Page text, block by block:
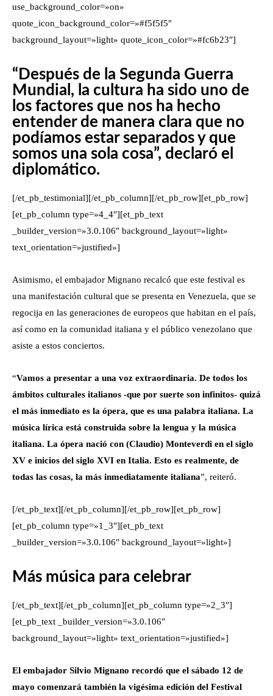
use_background_color=»on»
quote_icon_background_color=»#f5f5f5″
background_layout=»light» quote_icon_color=»#fc6b23″]
“Después de la Segunda Guerra
Mundial, la cultura ha sido uno de
los factores que nos ha hecho
entender de manera clara que no
podíamos estar separados y que
somos una sola cosa”, declaró el
diplomático.
[/et_pb_testimonial][/et_pb_column][/et_pb_row][et_pb_row]
[et_pb_column type=»4_4″][et_pb_text
_builder_version=»3.0.106″ background_layout=»light»
text_orientation=»justified»]
Asimismo, el embajador Mignano recalcó que este festival es
una manifestación cultural que se presenta en Venezuela, que se
regocija en las generaciones de europeos que habitan en el país,
así como en la comunidad italiana y el público venezolano que
asiste a estos conciertos.
“Vamos a presentar a una voz extraordinaria. De todos los
ámbitos culturales italianos -que por suerte son infinitos- quizá
el más inmediato es la ópera, que es una palabra italiana. La
música lírica está construida sobre la lengua y la música
italiana. La ópera nació con (Claudio) Monteverdi en el siglo
XV e inicios del siglo XVI en Italia. Esto es realmente, de
todas las cosas, la más inmediatamente italiana”, reiteró.
[/et_pb_text][/et_pb_column][/et_pb_row][et_pb_row]
[et_pb_column type=»1_3″][et_pb_text
_builder_version=»3.0.106″ background_layout=»light»]
Más música para celebrar
[/et_pb_text][/et_pb_column][et_pb_column type=»2_3″]
[et_pb_text _builder_version=»3.0.106″
background_layout=»light» text_orientation=»justified»]
El embajador Silvio Mignano recordó que el sábado 12 de
mayo comenzará también la vigésima edición del Festival